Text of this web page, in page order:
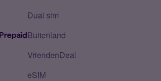
Prepaid
Dual sim
Buitenland
VriendenDeal
eSIM